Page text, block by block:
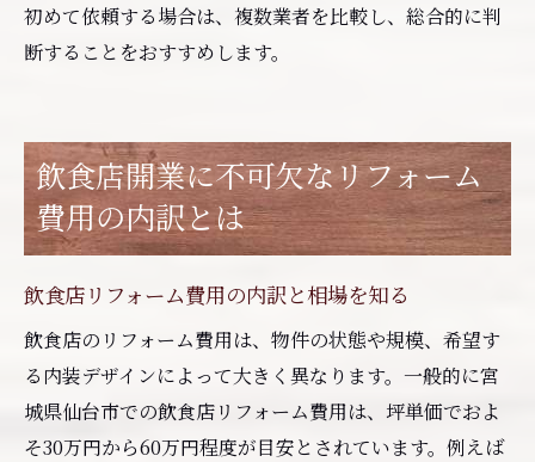
初めて依頼する場合は、複数業者を比較し、総合的に判
断することをおすすめします。
飲食店開業に不可欠なリフォーム
費用の内訳とは
飲食店リフォーム費用の内訳と相場を知る
飲食店のリフォーム費用は、物件の状態や規模、希望す
る内装デザインによって大きく異なります。一般的に宮
城県仙台市での飲食店リフォーム費用は、坪単価でおよ
そ30万円から60万円程度が目安とされています。例えば